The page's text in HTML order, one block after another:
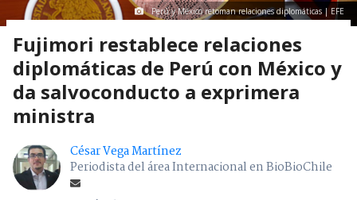
Perú y México retoman relaciones diplomáticas | EFE
Fujimori restablece relaciones
diplomáticas de Perú con México y
da salvoconducto a exprimera
ministra
César Vega Martínez
Periodista del área Internacional en BioBioChile